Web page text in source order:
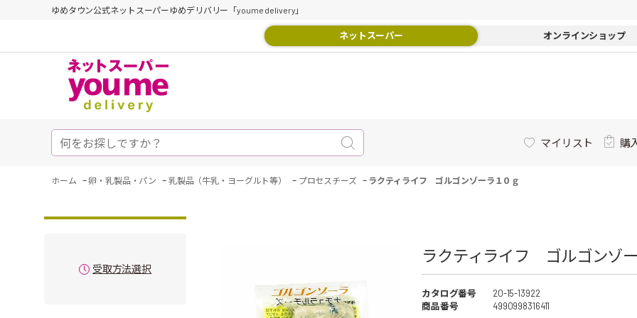
ゆめタウン公式ネットスーパーゆめデリバリー「youme delivery」
ネットスーパー オンラインショップ
マイリスト 購
ホーム -卵・乳製品・パン - 乳製品（牛乳・ヨーグルト等） - プロセスチーズ - ラクティライフ ゴルゴンゾーラ１０ｇ
受取方法選択
ラクティライフ ゴルゴンゾ
カタログ番号
20-15-13922
商品番号
4990998316411